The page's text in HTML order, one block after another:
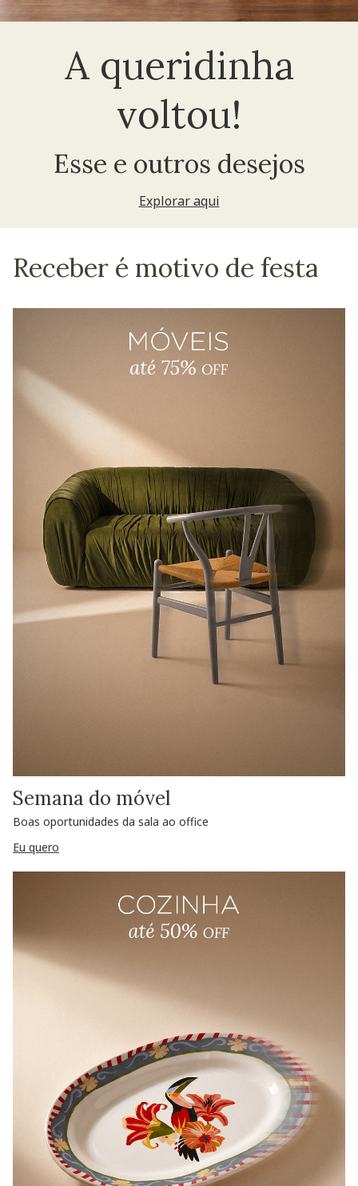
A queridinha
voltou!
Esse e outros desejos
Explorar aqui
Receber é motivo de festa
Semana do móvel
Boas oportunidades da sala ao office
Eu quero